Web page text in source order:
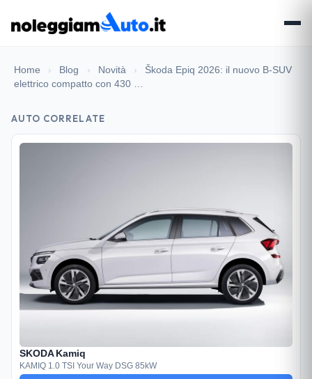
Home › Blog › Novità ›
Škoda Epiq 2026: il nuovo B-SUV
elettrico compatto con 430 …
AUTO CORRELATE
SKODA Kamiq
KAMIQ 1.0 TSI Your Way DSG 85kW